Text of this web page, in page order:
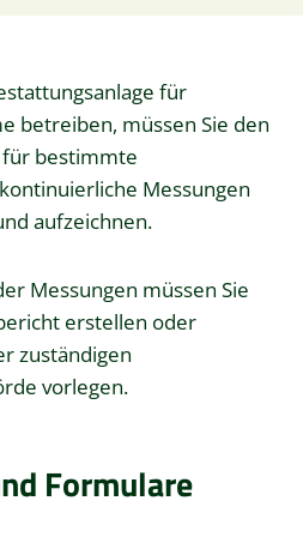
für
betreiben, müssen Sie den
bestimmte
Messungen
aufzeichnen.
Messungen müssen Sie
erstellen oder
zuständigen
vorlegen.
Formulare